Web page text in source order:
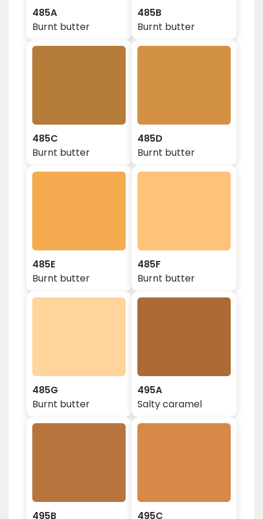
485A
Burnt butter
485B
Burnt butter
485C
Burnt butter
485D
Burnt butter
485E
Burnt butter
485F
Burnt butter
485G
Burnt butter
495A
Salty caramel
495B 495C